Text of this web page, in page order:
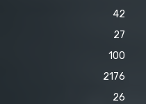
42
27
100
2176
26